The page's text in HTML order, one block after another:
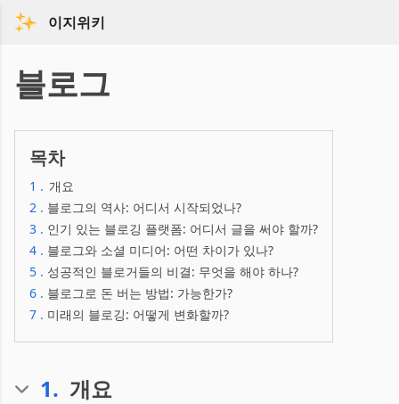
이지위키
블로그
목차
1 . 개요
2 . 블로그의 역사: 어디서 시작되었나?
3 . 인기 있는 블로깅 플랫폼: 어디서 글을 써야 할까?
4 . 블로그와 소셜 미디어: 어떤 차이가 있나?
5 . 성공적인 블로거들의 비결: 무엇을 해야 하나?
6 . 블로그로 돈 버는 방법: 가능한가?
7 . 미래의 블로깅: 어떻게 변화할까?
1. 개요